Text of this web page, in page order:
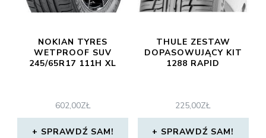
NOKIAN TYRES
WETPROOF SUV
245/65R17 111H XL
602,00ZŁ
SPRAWDŹ SAM!
THULE ZESTAW
DOPASOWUJĄCY KIT
1288 RAPID
225,00ZŁ
SPRAWDŹ SAM!